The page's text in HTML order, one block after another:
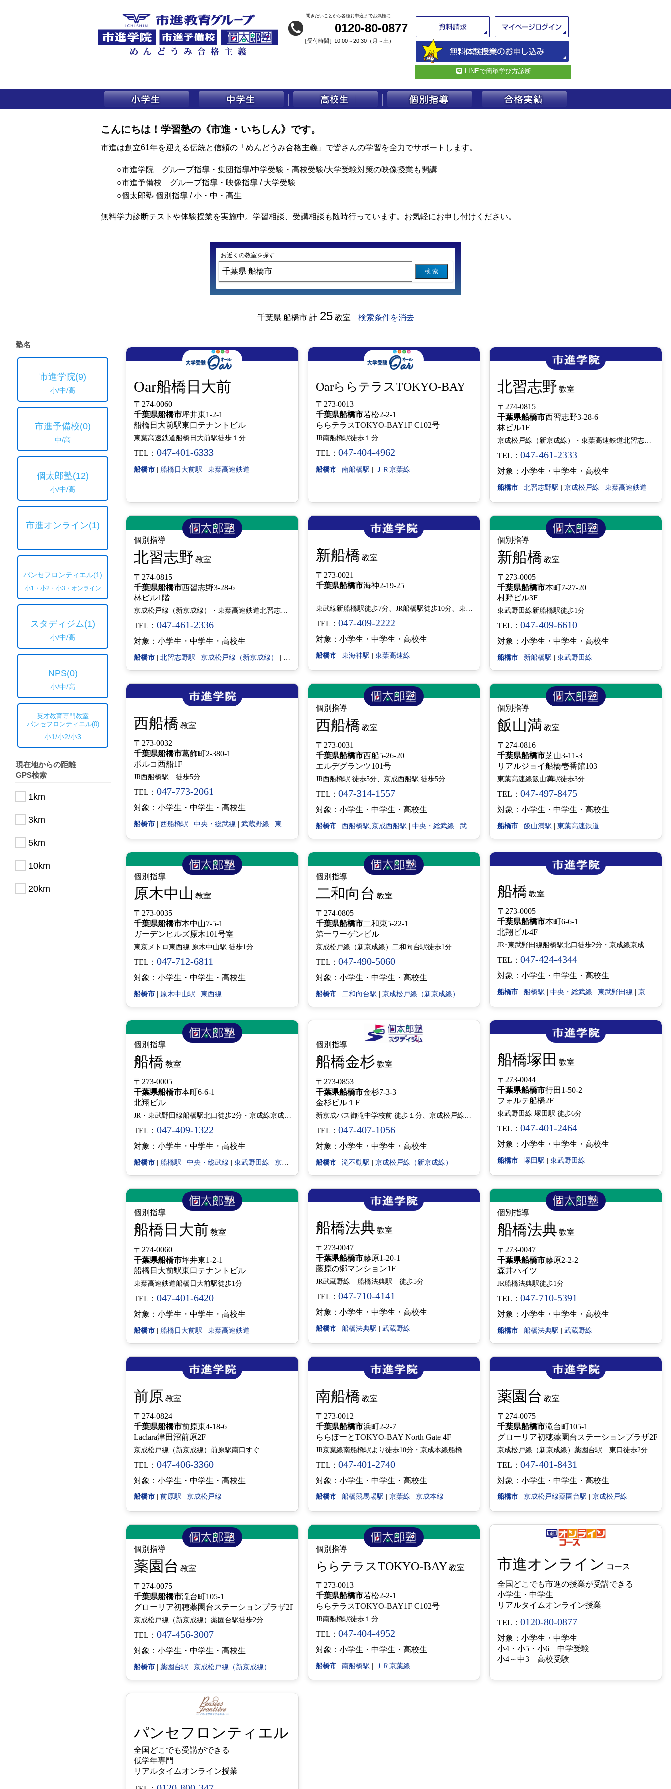
聞きたいことから各種お申込までお気軽に
0120-80-0877
［受付時間］10:00～20:30（月～土）
LINEで簡単学び方診断
こんにちは！ 学習塾の《市進・いちしん》です。
市進は創立61年を迎える伝統と信頼の「めんどうみ合格主義」で皆さんの学習を全力でサポートします。
○市進学院 グループ指導・集団指導/中学受験・高校受験/大学受験対策の映像授業も開講
○市進予備校 グループ指導・映像指導 / 大学受験
○個太郎塾 個別指導 / 小・中・高生
無料学力診断テストや体験授業を実施中。学習相談、受講相談も随時行っています。お気軽にお申し付けください。
お近くの教室を探す
検 索
千葉県 船橋市 計 25 教室 検索条件を消去
塾名
市進学院(9)
小/中/高
市進予備校(0)
中/高
個太郎塾(12)
小/中/高
市進オンライン(1)
パンセフロンティエル(1)
小1・小2・小3・オンライン
スタディジム(1)
小/中/高
NPS(0)
小/中/高
英才教育専門教室
パンセフロンティエル(0)
小1/小2/小3
現在地からの距離
GPS検索
1km
3km
5km
10km
20km
Oar船橋日大前
〒274-0060
千葉県船橋市坪井東1-2-1
船橋日大前駅東口テナントビル
東葉高速鉄道船橋日大前駅徒歩１分
TEL： 047-401-6333
船橋市 船橋日大前駅 東葉高速鉄道
OarららテラスTOKYO-BAY
〒273-0013
千葉県船橋市若松2-2-1
ららテラスTOKYO-BAY1F C102号
JR南船橋駅徒歩１分
TEL： 047-404-4962
船橋市 南船橋駅 ＪＲ京葉線
北習志野 教室
〒274-0815
千葉県船橋市西習志野3-28-6
林ビル1F
京成松戸線（新京成線）・東葉高速鉄道北習志野駅徒歩1分
TEL： 047-461-2333
対象：小学生・中学生・高校生
船橋市 北習志野駅 京成松戸線 東葉高速鉄道
個別指導
北習志野 教室
〒274-0815
千葉県船橋市西習志野3-28-6
林ビル1階
京成松戸線（新京成線）・東葉高速鉄道北習志野駅徒歩1分
TEL： 047-461-2336
対象：小学生・中学生・高校生
船橋市 北習志野駅 京成松戸線（新京成線） 東葉高速鉄道
新船橋 教室
〒273-0021
千葉県船橋市海神2-19-25
東武線新船橋駅徒歩7分、JR船橋駅徒歩10分、東葉高速鉄道東海神駅徒歩2分
TEL： 047-409-2222
対象：小学生・中学生・高校生
船橋市 東海神駅 東葉高速線
個別指導
新船橋 教室
〒273-0005
千葉県船橋市本町7-27-20
村野ビル3F
東武野田線新船橋駅徒歩1分
TEL： 047-409-6610
対象：小学生・中学生・高校生
船橋市 新船橋駅 東武野田線
西船橋 教室
〒273-0032
千葉県船橋市葛飾町2-380-1
ポルコ西船1F
JR西船橋駅 徒歩5分
TEL： 047-773-2061
対象：小学生・中学生・高校生
船橋市 西船橋駅 中央・総武線 武蔵野線 東西線 東葉高速鉄道
個別指導
西船橋 教室
〒273-0031
千葉県船橋市西船5-26-20
エルデグランツ101号
JR西船橋駅 徒歩5分、京成西船駅 徒歩5分
TEL： 047-314-1557
対象：小学生・中学生・高校生
船橋市 西船橋駅,京成西船駅 中央・総武線 武蔵野線 東西線
個別指導
飯山満 教室
〒274-0816
千葉県船橋市芝山3-11-3
リアルジョイ船橋壱番館103
東葉高速線飯山満駅徒歩3分
TEL： 047-497-8475
対象：小学生・中学生・高校生
船橋市 飯山満駅 東葉高速鉄道
個別指導
原木中山 教室
〒273-0035
千葉県船橋市本中山7-5-1
ガーデンヒルズ原木101号室
東京メトロ東西線 原木中山駅 徒歩1分
TEL： 047-712-6811
対象：小学生・中学生・高校生
船橋市 原木中山駅 東西線
個別指導
二和向台 教室
〒274-0805
千葉県船橋市二和東5-22-1
第一ワーゲンビル
京成松戸線（新京成線）二和向台駅徒歩1分
TEL： 047-490-5060
対象：小学生・中学生・高校生
船橋市 二和向台駅 京成松戸線（新京成線）
船橋 教室
〒273-0005
千葉県船橋市本町6-6-1
北翔ビル4F
JR･東武野田線船橋駅北口徒歩2分・京成線京成船橋駅徒歩4分
TEL： 047-424-4344
対象：小学生・中学生・高校生
船橋市 船橋駅 中央・総武線 東武野田線 京成本線
個別指導
船橋 教室
〒273-0005
千葉県船橋市本町6-6-1
北翔ビル
JR・東武野田線船橋駅北口徒歩2分・京成線京成船橋駅徒歩4分
TEL： 047-409-1322
対象：小学生・中学生・高校生
船橋市 船橋駅 中央・総武線 東武野田線 京成本線
個別指導
船橋金杉 教室
〒273-0853
千葉県船橋市金杉7-3-3
金杉ビル１F
新京成バス御滝中学校前 徒歩１分、京成松戸線（新京成線）滝不動駅徒歩15分
TEL： 047-407-1056
対象：小学生・中学生・高校生
船橋市 滝不動駅 京成松戸線（新京成線）
船橋塚田 教室
〒273-0044
千葉県船橋市行田1-50-2
フォルテ船橋2F
東武野田線 塚田駅 徒歩6分
TEL： 047-401-2464
対象：小学生・中学生・高校生
船橋市 塚田駅 東武野田線
個別指導
船橋日大前 教室
〒274-0060
千葉県船橋市坪井東1-2-1
船橋日大前駅東口テナントビル
東葉高速鉄道船橋日大前駅徒歩1分
TEL： 047-401-6420
対象：小学生・中学生・高校生
船橋市 船橋日大前駅 東葉高速鉄道
船橋法典 教室
〒273-0047
千葉県船橋市藤原1-20-1
藤原の郷マンション1F
JR武蔵野線 船橋法典駅 徒歩5分
TEL： 047-710-4141
対象：小学生・中学生・高校生
船橋市 船橋法典駅 武蔵野線
個別指導
船橋法典 教室
〒273-0047
千葉県船橋市藤原2-2-2
森井ハイツ
JR船橋法典駅徒歩1分
TEL： 047-710-5391
対象：小学生・中学生・高校生
船橋市 船橋法典駅 武蔵野線
前原 教室
〒274-0824
千葉県船橋市前原東4-18-6
Laclara津田沼前原2F
京成松戸線（新京成線）前原駅南口すぐ
TEL： 047-406-3360
対象：小学生・中学生・高校生
船橋市 前原駅 京成松戸線
南船橋 教室
〒273-0012
千葉県船橋市浜町2-2-7
ららぽーとTOKYO-BAY North Gate 4F
JR京葉線南船橋駅より徒歩10分・京成本線船橋競馬場駅より徒歩5分
TEL： 047-401-2740
対象：小学生・中学生・高校生
船橋市 船橋競馬場駅 京葉線 京成本線
薬園台 教室
〒274-0075
千葉県船橋市滝台町105-1
グローリア初穂薬園台ステーションプラザ2F
京成松戸線（新京成線）薬園台駅 東口徒歩2分
TEL： 047-401-8431
対象：小学生・中学生・高校生
船橋市 京成松戸線薬園台駅 京成松戸線
個別指導
薬園台 教室
〒274-0075
千葉県船橋市滝台町105-1
グローリア初穂薬園台ステーションプラザ2F
京成松戸線（新京成線）薬園台駅徒歩2分
TEL： 047-456-3007
対象：小学生・中学生・高校生
船橋市 薬園台駅 京成松戸線（新京成線）
個別指導
ららテラスTOKYO-BAY教室
〒273-0013
千葉県船橋市若松2-2-1
ららテラスTOKYO-BAY1F C102号
JR南船橋駅徒歩１分
TEL： 047-404-4952
対象：小学生・中学生・高校生
船橋市 南船橋駅 ＪＲ京葉線
市進オンライン コース
全国どこでも市進の授業が受講できる
小学生・中学生
リアルタイムオンライン授業
TEL： 0120-80-0877
対象：小学生・中学生
小4・小5・小6 中学受験
小4～中3 高校受験
パンセフロンティエル
全国どこでも受講ができる
低学年専門
リアルタイムオンライン授業